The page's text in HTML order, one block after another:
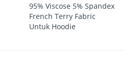
95% Viscose 5% Spandex
French Terry Fabric
Untuk Hoodie